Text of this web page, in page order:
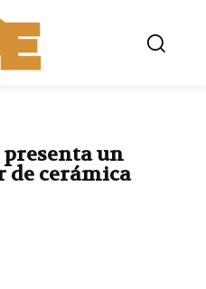
un
de cerámica